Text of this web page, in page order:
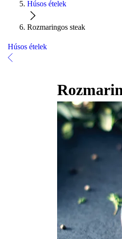
Húsos ételek
Rozmaringos steak
Húsos ételek